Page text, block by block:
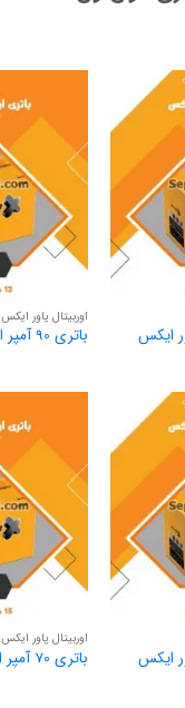
اوربیتال پاور ایکس
باتری 90 آمپر اوربیتال پاور ایکس
اوربیتال پاور ایکس
باتری 70 آمپر اوربیتال پاور ایکس